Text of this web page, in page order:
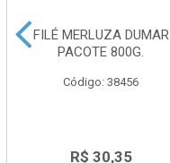
FILÉ MERLUZA DUMAR
PACOTE 800G.
Código: 38456
R$ 30,35